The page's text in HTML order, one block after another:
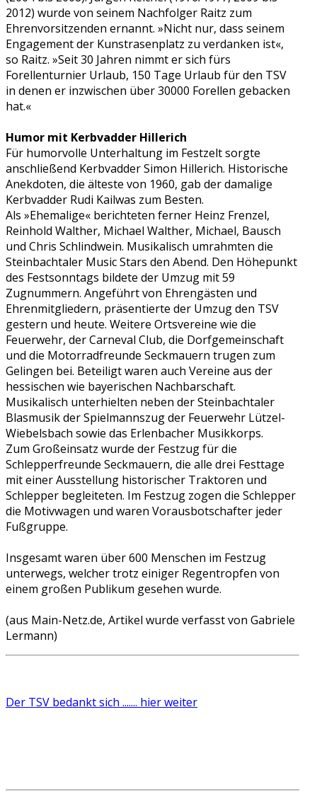
2012) wurde von seinem Nachfolger Raitz zum
Ehrenvorsitzenden ernannt. »Nicht nur, dass seinem
Engagement der Kunstrasenplatz zu verdanken ist«,
so Raitz. »Seit 30 Jahren nimmt er sich fürs
Forellenturnier Urlaub, 150 Tage Urlaub für den TSV
in denen er inzwischen über 30000 Forellen gebacken
hat.«
Humor mit Kerbvadder Hillerich
Für humorvolle Unterhaltung im Festzelt sorgte
anschließend Kerbvadder Simon Hillerich. Historische
Anekdoten, die älteste von 1960, gab der damalige
Kerbvadder Rudi Kailwas zum Besten.
Als »Ehemalige« berichteten ferner Heinz Frenzel,
Reinhold Walther, Michael Walther, Michael, Bausch
und Chris Schlindwein. Musikalisch umrahmten die
Steinbachtaler Music Stars den Abend. Den Höhepunkt
des Festsonntags bildete der Umzug mit 59
Zugnummern. Angeführt von Ehrengästen und
Ehrenmitgliedern, präsentierte der Umzug den TSV
gestern und heute. Weitere Ortsvereine wie die
Feuerwehr, der Carneval Club, die Dorfgemeinschaft
und die Motorradfreunde Seckmauern trugen zum
Gelingen bei. Beteiligt waren auch Vereine aus der
hessischen wie bayerischen Nachbarschaft.
Musikalisch unterhielten neben der Steinbachtaler
Blasmusik der Spielmannszug der Feuerwehr Lützel-
Wiebelsbach sowie das Erlenbacher Musikkorps.
Zum Großeinsatz wurde der Festzug für die
Schlepperfreunde Seckmauern, die alle drei Festtage
mit einer Ausstellung historischer Traktoren und
Schlepper begleiteten. Im Festzug zogen die Schlepper
die Motivwagen und waren Vorausbotschafter jeder
Fußgruppe.
Insgesamt waren über 600 Menschen im Festzug
unterwegs, welcher trotz einiger Regentropfen von
einem großen Publikum gesehen wurde.
(aus Main-Netz.de, Artikel wurde verfasst von Gabriele
Lermann)
Der TSV bedankt sich ....... hier weiter